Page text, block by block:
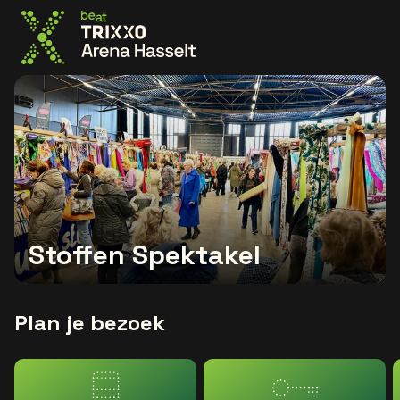
Ga naar de homepage
Stoffen Spektakel
Plan je bezoek